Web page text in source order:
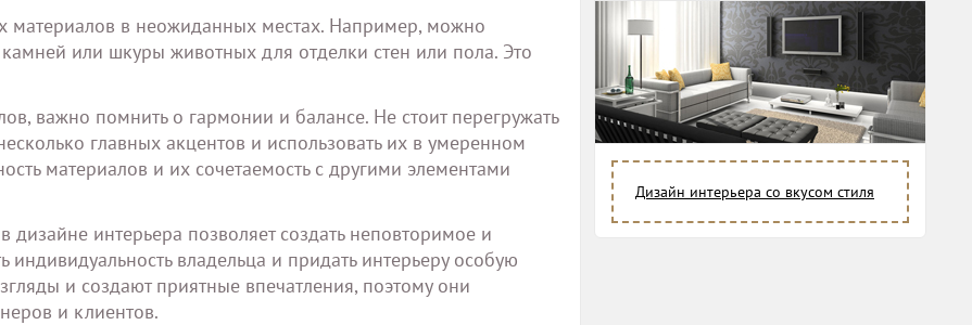
материалов в неожиданных местах. Например, можно
или шкуры животных для отделки стен или пола. Это
важно помнить о гармонии и балансе. Не стоит перегружать
главных акцентов и использовать их в умеренном
материалов и их сочетаемость с другими элементами
интерьера позволяет создать неповторимое и
индивидуальность владельца и придать интерьеру особую
и создают приятные впечатления, поэтому они
и клиентов.
Дизайн интерьера со вкусом стиля